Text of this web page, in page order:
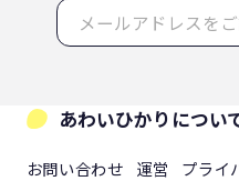
あわいひかりについ
お問い合わせ 運営 プライ